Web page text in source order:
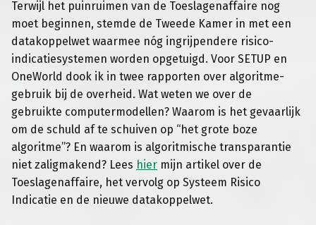
Terwijl het puinruimen van de Toeslagenaffaire nog
moet beginnen, stemde de Tweede Kamer in met een
datakoppelwet waarmee nóg ingrijpendere risico-
indicatiesystemen worden opgetuigd. Voor SETUP en
OneWorld dook ik in twee rapporten over algoritme-
gebruik bij de overheid. Wat weten we over de
gebruikte computermodellen? Waarom is het gevaarlijk
om de schuld af te schuiven op “het grote boze
algoritme”? En waarom is algoritmische transparantie
niet zaligmakend? Lees hier mijn artikel over de
Toeslagenaffaire, het vervolg op Systeem Risico
Indicatie en de nieuwe datakoppelwet.